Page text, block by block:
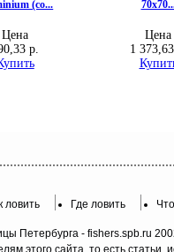
ловить Где ловить
Петербурга - fishers.spb.ru
этого сайта, то есть